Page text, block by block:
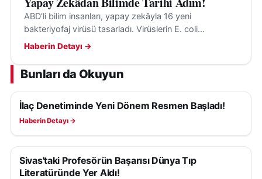
dikkat çekildi.
Prof. Dr. Tolga Karaköy, üreticilere yönelik
tavsiyelerinde tarımsal üretimin temelinde doğru
çeşit seçimi ve sertifikalı tohum kullanımının
bulunduğunu vurguladı.
Tarla hazırlığının doğru yapılması, uygun tohum
yatağının oluşturulması ve toprak analizlerine dayalı
gübreleme programlarının uygulanmasının üretimde
başarı için vazgeçilmez olduğunu ifade eden
ABD'li bilim insanları, yapay zekâyla 16 yeni
bakteriyofaj virüsü tasarladı. Virüslerin E. coli
bakterilerini hedef aldığı ve insanlara tehdit
Haberin Detayı →
Bunları da Okuyun
SAĞLIK
İlaç Denetiminde Yeni Dönem Resmen Başladı!
Haberin Detayı →
SAĞLIK
Sivas'taki Profesörün Başarısı Dünya Tıp
Literatüründe Yer Aldı!